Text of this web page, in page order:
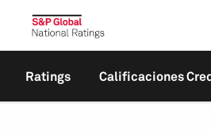
Ratings Calificaciones